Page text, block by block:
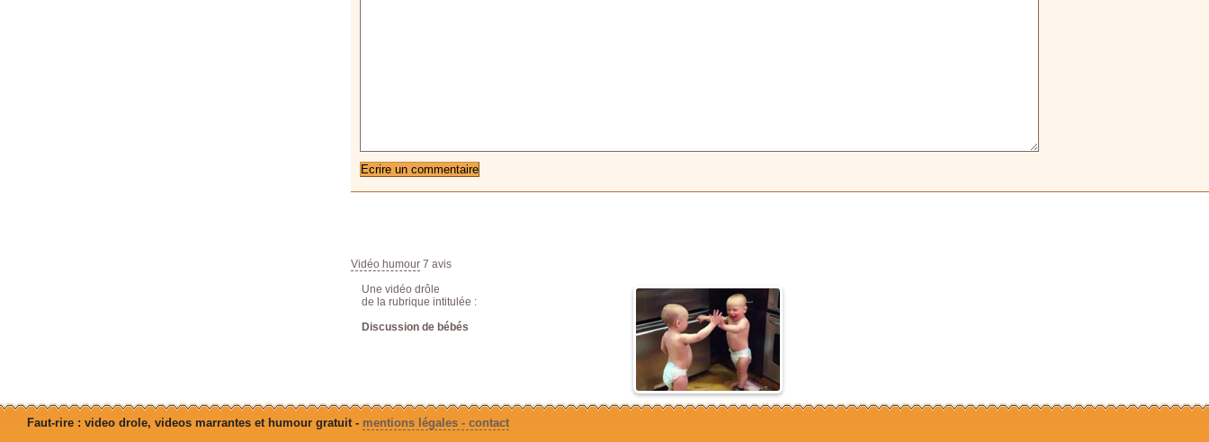
Vidéo humour 7 avis
Une vidéo drôle
de la rubrique intitulée :
Discussion de bébés
Faut-rire : video drole, videos marrantes et humour gratuit - mentions légales - contact